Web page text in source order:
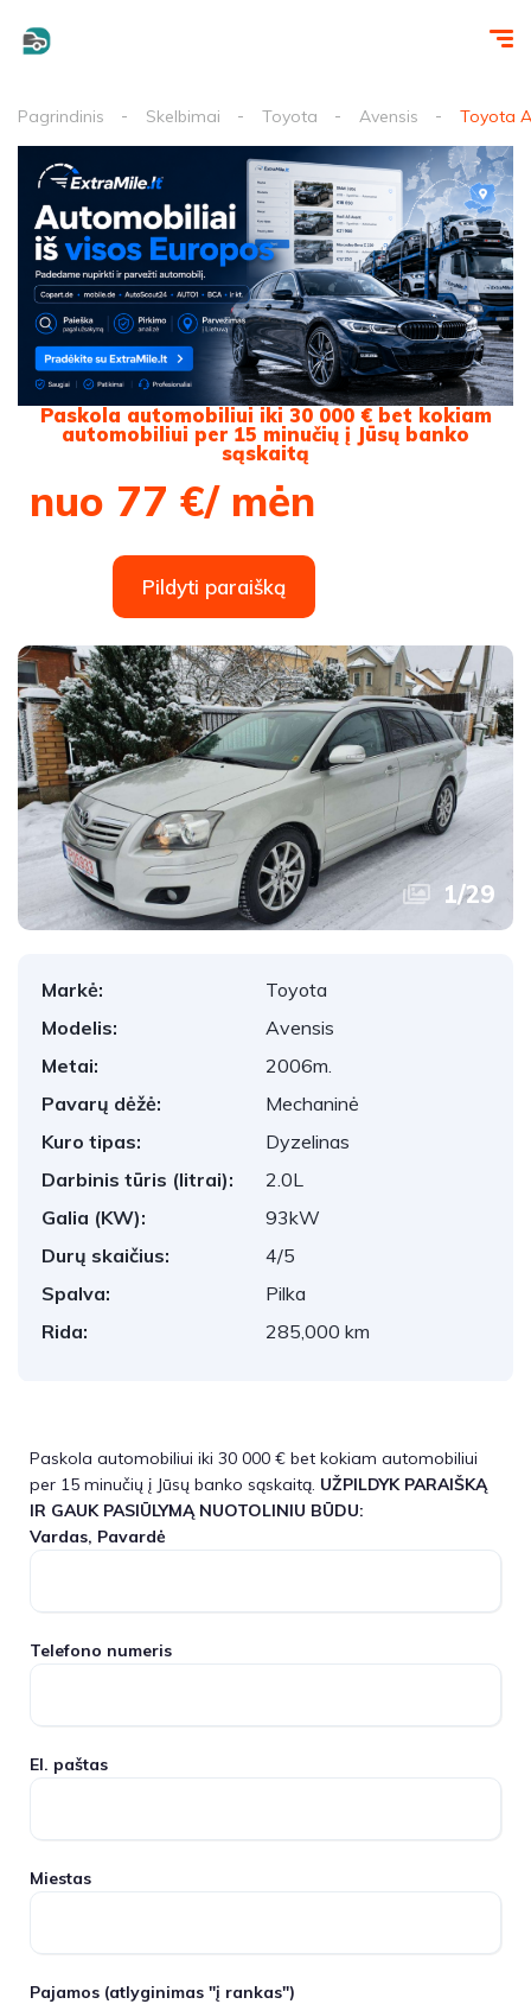
Pagrindinis Skelbimai Toyota Avensis Toyota
Paskola automobiliui iki 30 000 € bet kokiam
automobiliui per 15 minučių į Jūsų banko
sąskaitą
nuo 77 €/ mėn
Pildyti paraišką
1/29
Markė:
Toyota
Modelis:
Avensis
Metai:
2006m.
Pavarų dėžė:
Mechaninė
Kuro tipas:
Dyzelinas
Darbinis tūris (litrai):
2.0L
Galia (KW):
93kW
Durų skaičius:
4/5
Spalva:
Pilka
Rida:
285,000 km
Paskola automobiliui iki 30 000 € bet kokiam automobiliui
per 15 minučių į Jūsų banko sąskaitą. UŽPILDYK PARAIŠKĄ
IR GAUK PASIŪLYMĄ NUOTOLINIU BŪDU:
Vardas, Pavardė
Telefono numeris
El. paštas
Miestas
Pajamos (atlyginimas "į rankas")